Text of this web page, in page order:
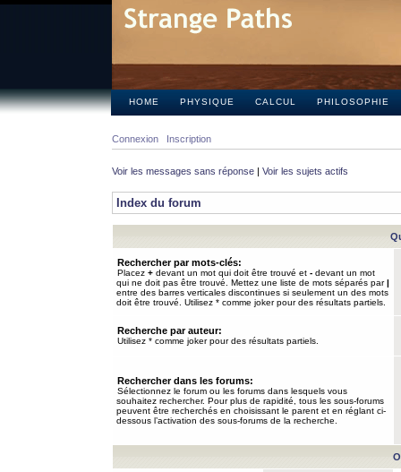
HOME PHYSIQUE CALCUL PHILOSOPHIE
Connexion Inscription
Voir les messages sans réponse | Voir les sujets actifs
Index du forum
Rechercher par mots-clés:
Placez + devant un mot qui doit être trouvé et - devant un mot
qui ne doit pas être trouvé. Mettez une liste de mots séparés par|
entre des barres verticales discontinues si seulement un des mots
doit être trouvé. Utilisez * comme joker pour des résultats partiels.
Recherche par auteur:
Utilisez * comme joker pour des résultats partiels.
Rechercher dans les forums:
Sélectionnez le forum ou les forums dans lesquels vous
souhaitez rechercher. Pour plus de rapidité, tous les sous-forums
peuvent être recherchés en choisissant le parent et en réglant ci-
dessous l’activation des sous-forums de la recherche.